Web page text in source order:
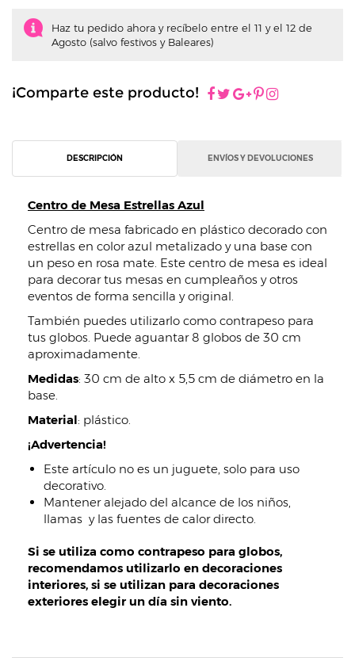
Haz tu pedido ahora y recíbelo entre el 11 y el 12 de
Agosto (salvo festivos y Baleares)
¡Comparte este producto!
DESCRIPCIÓN ENVÍOS Y DEVOLUCIONES
Centro de Mesa Estrellas Azul
Centro de mesa fabricado en plástico decorado con
estrellas en color azul metalizado y una base con
un peso en rosa mate. Este centro de mesa es ideal
para decorar tus mesas en cumpleaños y otros
eventos de forma sencilla y original.
También puedes utilizarlo como contrapeso para
tus globos. Puede aguantar 8 globos de 30 cm
aproximadamente.
Medidas: 30 cm de alto x 5,5 cm de diámetro en la
base.
Material: plástico.
¡Advertencia!
Este artículo no es un juguete, solo para uso
decorativo.
Mantener alejado del alcance de los niños,
llamas y las fuentes de calor directo.
Si se utiliza como contrapeso para globos,
recomendamos utilizarlo en decoraciones
interiores, si se utilizan para decoraciones
exteriores elegir un día sin viento.